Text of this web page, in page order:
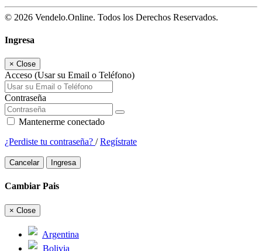
© 2026 Vendelo.Online. Todos los Derechos Reservados.
Ingresa
× Close
Acceso (Usar su Email o Teléfono)
Contraseña
Mantenerme conectado
¿Perdiste tu contraseña? /Regístrate
Cancelar Ingresa
Cambiar Pais
× Close
Argentina
Bolivia